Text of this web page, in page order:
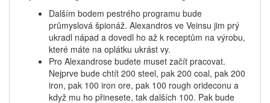
Dalším bodem pestrého programu bude
průmyslová špionáž. Alexandros ve Veinsu jim prý
ukradl nápad a dovedl ho až k receptům na výrobu,
které máte na oplátku ukrást vy.
Pro Alexandrose budete muset začít pracovat.
Nejprve bude chtít 200 steel, pak 200 coal, pak 200
iron, pak 100 iron ore, pak 100 rough orideconu a
když mu ho přinesete, tak dalších 100. Pak bude